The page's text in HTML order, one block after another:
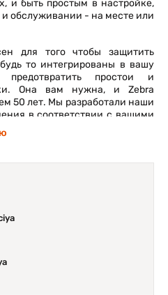
и быть простым в настройке,
обслуживании - на месте или
для того чтобы защитить
то интегрированы в вашу
простои и
Она вам нужна, и Zebra
50 лет. Мы разработали наши
в соответствии с вашими
обеспечить бесперебойную
Zebra серии GK и ZD420
еще больше возможностей